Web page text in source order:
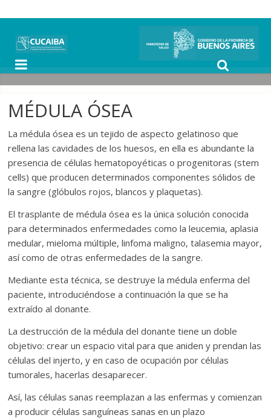
MÉDULA ÓSEA
La médula ósea es un tejido de aspecto gelatinoso que
rellena las cavidades de los huesos, en ella es abundante la
presencia de células hematopoyéticas o progenitoras (stem
cells) que producen determinados componentes sólidos de
la sangre (glóbulos rojos, blancos y plaquetas).
El trasplante de médula ósea es la única solución conocida
para determinados enfermedades como la leucemia, aplasia
medular, mieloma múltiple, linfoma maligno, talasemia mayor,
así como de otras enfermedades de la sangre.
Mediante esta técnica, se destruye la médula enferma del
paciente, introduciéndose a continuación la que se ha
extraído al donante.
La destrucción de la médula del donante tiene un doble
objetivo: crear un espacio vital para que aniden y prendan las
células del injerto, y en caso de ocupación por células
tumorales, hacerlas desaparecer.
Así, las células sanas reemplazan a las enfermas y comienzan
a producir células sanguíneas sanas en un plazo